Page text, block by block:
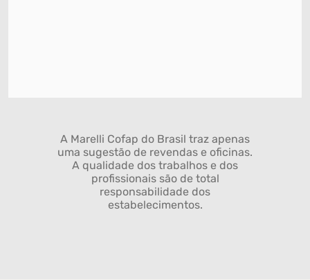
A Marelli Cofap do Brasil traz apenas
uma sugestão de revendas e oficinas.
A qualidade dos trabalhos e dos
profissionais são de total
responsabilidade dos
estabelecimentos.